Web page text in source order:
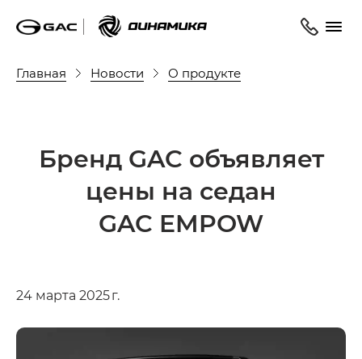
Главная Новости О продукте
Бренд GAC объявляет
цены на седан
GAC EMPOW
24 марта 2025 г.